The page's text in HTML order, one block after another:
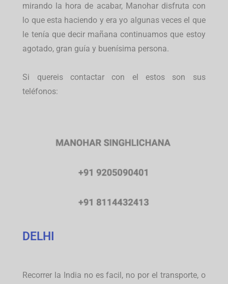
mirando la hora de acabar, Manohar disfruta con
lo que esta haciendo y era yo algunas veces el que
le tenía que decir mañana continuamos que estoy
agotado, gran guía y buenísima persona.
Si quereis contactar con el estos son sus
teléfonos:
DELHI
Recorrer la India no es facil, no por el transporte, o